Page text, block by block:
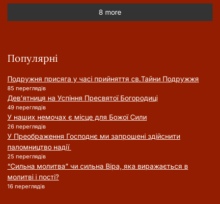
8 more
Популярні
Подружня присягa у часі прийняття cв.Тайни Подружжя
85 переглядів
Дев’ятниця на Успіння Пресвятої Богородиці
49 переглядів
У наших немочах є місце для Божої Сили
26 переглядів
У Преображення Господнє ми запрошені здійснити
паломництво надії
25 переглядів
“Сильна молитва” чи сильна Віра, яка виражається в
молитві і пості?
16 переглядів